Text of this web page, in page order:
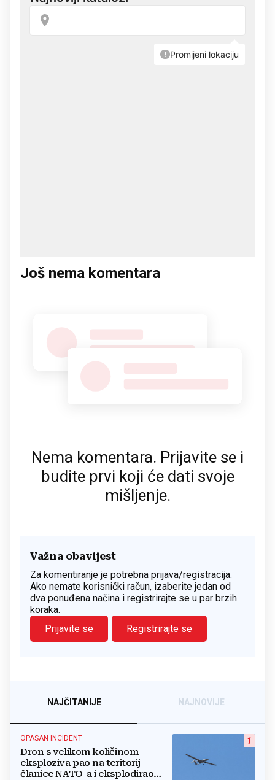
Još nema komentara
Nema komentara. Prijavite se i
budite prvi koji će dati svoje
mišljenje.
Važna obavijest
Za komentiranje je potrebna prijava/registracija.
Ako nemate korisnički račun, izaberite jedan od
dva ponuđena načina i registrirajte se u par brzih
koraka.
Prijavite se
Registrirajte se
NAJČITANIJE NAJNOVIJE
1
OPASAN INCIDENT
Dron s velikom količinom
eksploziva pao na teritorij
članice NATO-a i eksplodirao